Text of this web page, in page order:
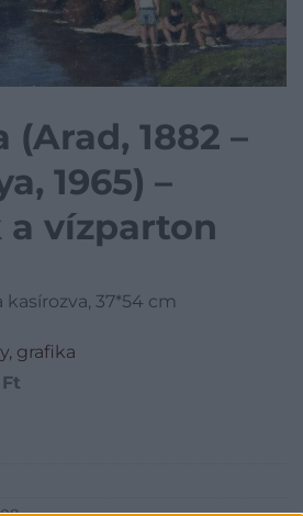
(Arad, 1882 –
1965) –
a vízparton
37*54 cm
grafika
Ft